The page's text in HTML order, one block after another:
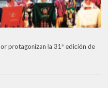
protagonizan la 31ª edición de